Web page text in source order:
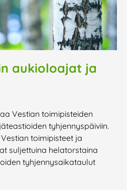
aukioloajat ja
Vestian toimipisteiden
tyhjennyspäiviin.
toimipisteet ja
suljettuina helatorstaina
tyhjennysaikataulut